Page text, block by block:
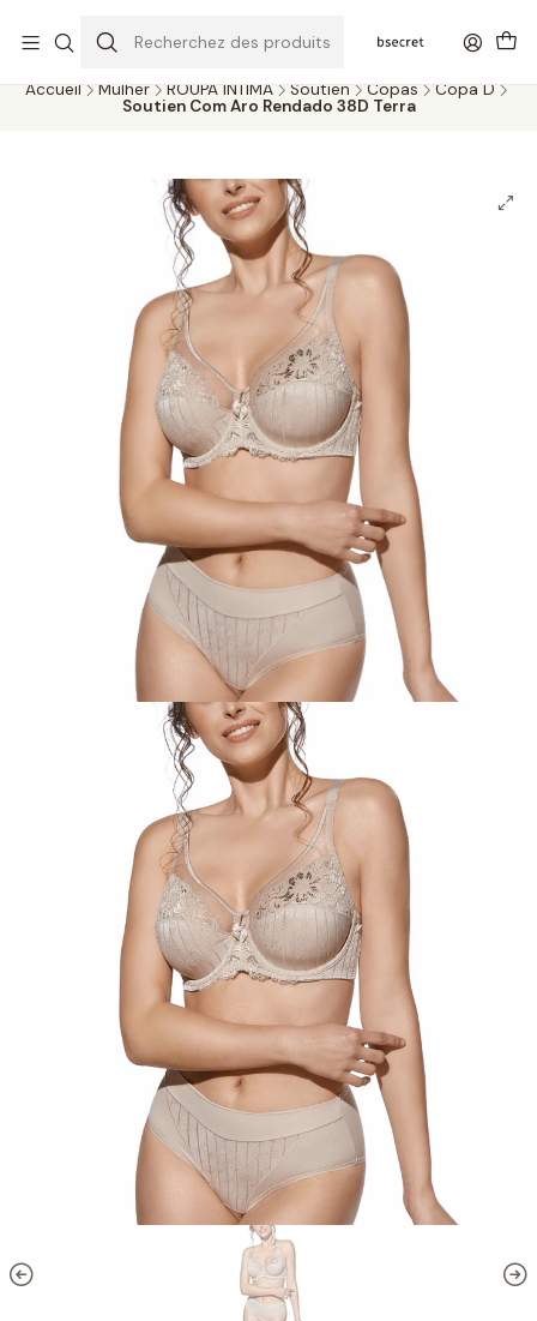
A 5 DIAS
Accueil Mulher ROUPA ÍNTIMA Soutien Copas
Copa D
Soutien Com Aro Rendado 38D Terra